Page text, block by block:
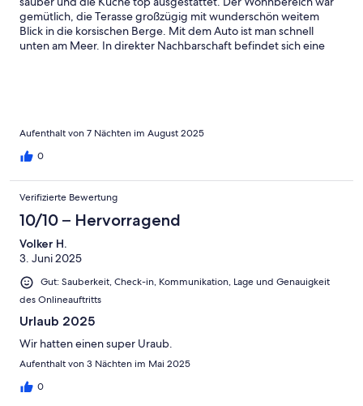
gemütlich, die Terasse großzügig mit wunderschön weitem
Blick in die korsischen Berge. Mit dem Auto ist man schnell
unten am Meer. In direkter Nachbarschaft befindet sich eine
Aufenthalt von 7 Nächten im August 2025
0
Verifizierte Bewertung
10/10 – Hervorragend
Volker H.
3. Juni 2025
Gut: Sauberkeit, Check-in, Kommunikation, Lage und Genauigkeit
des Onlineauftritts
Urlaub 2025
Wir hatten einen super Uraub.
Aufenthalt von 3 Nächten im Mai 2025
0